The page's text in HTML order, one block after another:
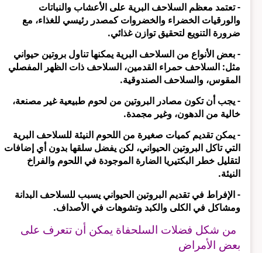
- تعتمد معظم السلاحف البرية على الأعشاب والنباتات
والورقيات الخضراء والخضروات كمصدر رئيسي للغذاء، مع
ضرورة التنويع لتحقيق توازن غذائي.
- بعض الأنواع من السلاحف البرية يمكنها تناول بروتين حيواني
مثل: السلاحف حمراء القدمين، السلاحف ذات الظهر المفصلي
المقوس، والسلاحف الصندوقية.
- يجب أن تكون مصادر البروتين من لحوم طبيعية غير مصنعة،
خالية من الدهون، وغير مجمدة.
- يمكن تقديم كميات صغيرة من اللحوم النيئة للسلاحف البرية
التي تاكل البروتين الحيواني، لكن يفضل سلقها بدون أي إضافات
لتقليل خطر البكتيريا الضارة الموجودة في اللحوم والفراخ
النيئة.
- الإفراط في تقديم البروتين الحيواني يسبب للسلاحف البدانة
ومشاكل في الكلى والكبد وتشوهات في الأصداف.
من شكل فضلات السلحفاة يمكن أن تتعرف على
بعض الأمراض